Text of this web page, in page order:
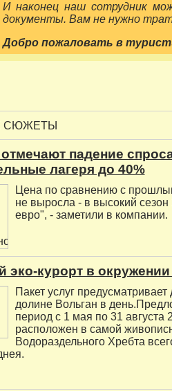
И наконец наш сотрудник
документы. Вам не нужно
Добро пожаловать в
СЮЖЕТЫ
падение
лагеря до 40%
Цена по сравнению с
не выросла - в высокий сезон
евро", - заметили в компании.
эко-курорт в
Пакет услуг предусматривает
долине Вольган в
период с 1 мая по 31 августа
расположен в самой
Водораздельного Хребта